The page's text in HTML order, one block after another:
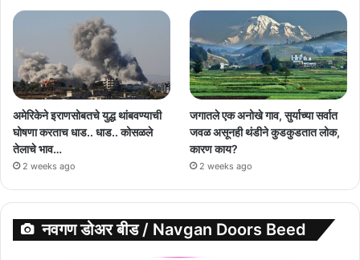
अमेरिकेने इराणसोबतचे युद्ध थांबवण्याची
घोषणा करताच धाड.. धाड.. कोसळले
तेलाचे भाव…
2 weeks ago
जगातले एक अनोखे गाव, सुर्याच्या सर्वात
जवळ असूनही थंडीने कुडकुडतात लोक,
कारण काय?
2 weeks ago
नवगण डोअर बीड / Navgan Doors Beed